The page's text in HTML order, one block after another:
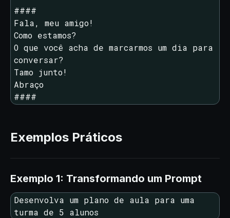
####
Fala, meu amigo!
Como estamos?
O que você acha de marcarmos um dia para
conversar?
Tamo junto!
Abraço
####
Exemplos Práticos
Exemplo 1: Transformando um Prompt
Desenvolva um plano de aula para uma
turma de 5 alunos